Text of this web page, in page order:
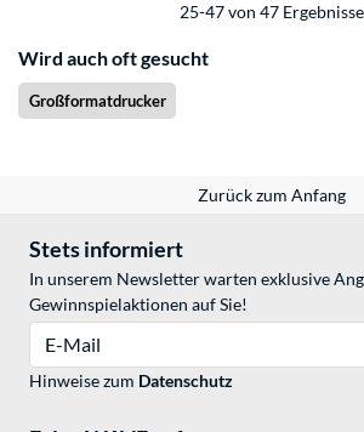
25-47 von 47 Ergebnisse
Wird auch oft gesucht
Großformatdrucker
Zurück zum Anfang
Stets informiert
In unserem Newsletter warten exklusive
Gewinnspielaktionen auf Sie!
Hinweise zum Datenschutz